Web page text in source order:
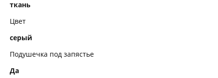
ткань
Цвет
серый
Подушечка под запястье
Да